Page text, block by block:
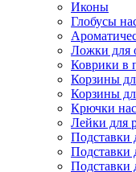
Иконы
Глобусы
Ложки для
Коврики в
Корзины
Корзины
Крючки
Лейки для
Подставки
Подставки
Подставки